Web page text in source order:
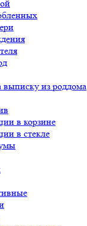
из роддома
в корзине
в стекле